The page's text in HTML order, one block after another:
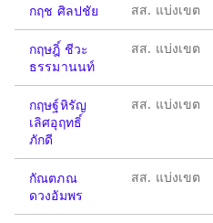
กฤช ศิลปชัย สส. แบ่งเขต
กฤษฎิ์ ชีวะ
ธรรมานนท์
สส. แบ่งเขต
กฤษฐ์หิรัญ
เลิศอุฤทธิ์
ภักดี
สส. แบ่งเขต
กัณตภณ
ดวงอัมพร
สส. แบ่งเขต